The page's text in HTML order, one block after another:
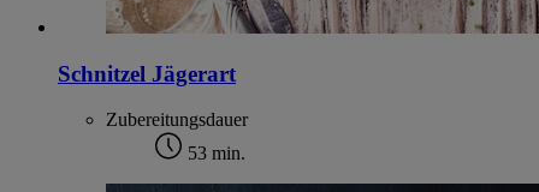
Schnitzel Jägerart
Zubereitungsdauer
53 min.